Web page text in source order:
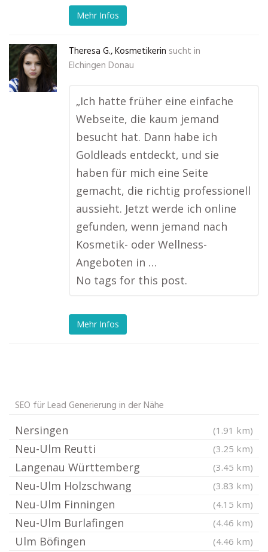
Mehr Infos
Theresa G., Kosmetikerin sucht in
Elchingen Donau
„Ich hatte früher eine einfache
Webseite, die kaum jemand
besucht hat. Dann habe ich
Goldleads entdeckt, und sie
haben für mich eine Seite
gemacht, die richtig professionell
aussieht. Jetzt werde ich online
gefunden, wenn jemand nach
Kosmetik- oder Wellness-
Angeboten in …
No tags for this post.
Mehr Infos
SEO für Lead Generierung in der Nähe
Nersingen (1.91 km)
Neu-Ulm Reutti (3.25 km)
Langenau Württemberg (3.45 km)
Neu-Ulm Holzschwang (3.83 km)
Neu-Ulm Finningen (4.15 km)
Neu-Ulm Burlafingen (4.46 km)
Ulm Böfingen (4.46 km)